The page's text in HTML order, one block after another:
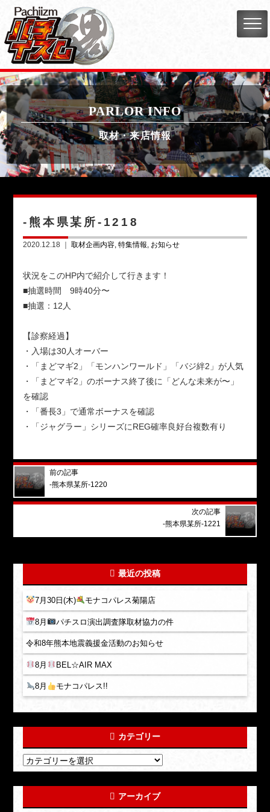
PARLOR INFO
取材・来店情報
-熊本県某所-1218
2020.12.18 ｜取材企画内容 特集情報 お知らせ
状況をこのHP内で紹介して行きます！
■抽選時間 9時40分〜
■抽選：12人
【診察経過】
・入場は30人オーバー
・「まどマギ2」「モンハンワールド」「バジ絆2」が人気
・「まどマギ2」のボーナス終了後に「どんな未来が〜」
を確認
・「番長3」で通常ボーナスを確認
・「ジャグラー」シリーズにREG確率良好台複数有り
前の記事
-熊本県某所-1220
次の記事
-熊本県某所-1221
最近の投稿
7月30日(木) モナコパレス菊陽店
8月 パチスロ演出調査隊取材協力の件
令和8年熊本地震義援金活動のお知らせ
8月 BEL☆AIR MAX
8月 モナコパレス!!
カテゴリー
アーカイブ